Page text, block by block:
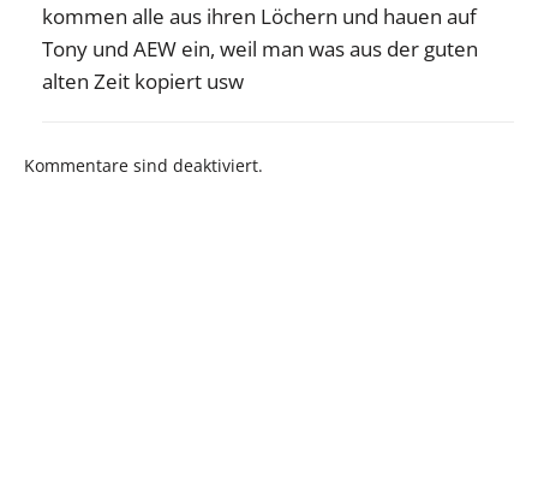
kommen alle aus ihren Löchern und hauen auf
Tony und AEW ein, weil man was aus der guten
alten Zeit kopiert usw
Kommentare sind deaktiviert.